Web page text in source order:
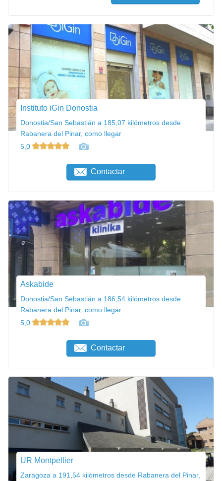
Instituto iGin Donostia
Donostia/San Sebastián a 185,07 kilómetros desde
Rabanera del Pinar, como llegar
5,0
Contactar
Askabide
Donostia/San Sebastián a 186,54 kilómetros desde
Rabanera del Pinar, como llegar
5,0
Contactar
UR Montpellier
Zaragoza a 191,54 kilómetros desde Rabanera del Pinar,